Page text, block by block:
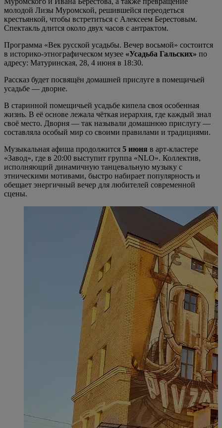
молодой Лизы Муромской, решившейся переодеться
крестьянкой, чтобы встретиться с Алексеем Берестовым.
Спектакль длится около двух часов с антрактом.
Программа «Век русской усадьбы. Вечер восьмой» состоится
в историко-этнографическом музее «Усадьба Гальских» по
адресу: Матуринская, 28, 4 июня в 18:30.
Рассказ будет посвящён домашней прислуге в помещичьей
усадьбе — дворне.
В старинной помещичьей усадьбе кипела своя особенная
жизнь. В её основе лежала чёткая иерархия, где каждый знал
своё место. Дворня — так называли домашнюю прислугу —
составляла особый мир со своими правилами и традициями.
Музыкальная афиша продолжится 5 июня в арт-кластере
«Завод», где в 20:00 выступит группа «NLO». Коллектив,
исполняющий динамичную танцевальную музыку с
этническими мотивами, быстро набирает популярность и
обещает энергичный вечер для любителей современной
сцены.